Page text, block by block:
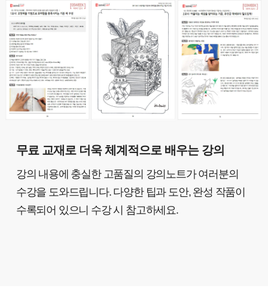
무료 교재로 더욱 체계적으로 배우는 강의
강의 내용에 충실한 고품질의 강의노트가 여러분의
수강을 도와드립니다. 다양한 팁과 도안, 완성 작품이
수록되어 있으니 수강 시 참고하세요.